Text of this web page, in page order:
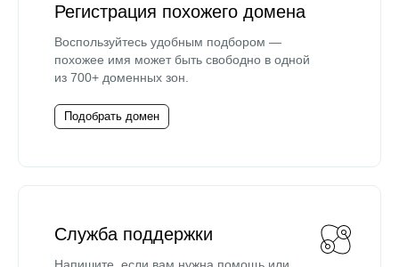
Регистрация похожего домена
Воспользуйтесь удобным подбором —
похожее имя может быть свободно в одной
из 700+ доменных зон.
Подобрать домен
Служба поддержки